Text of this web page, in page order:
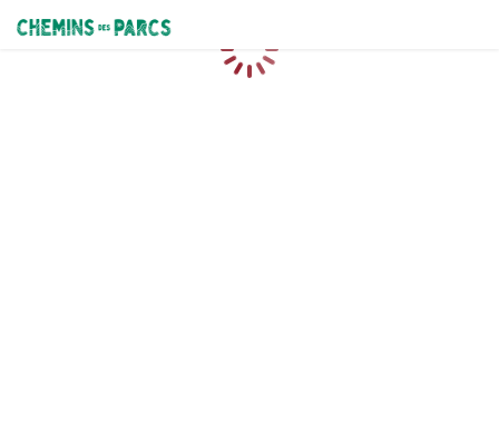
Chemins des Parcs
Caricamento